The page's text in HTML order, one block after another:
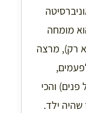
מומחה
רק), מרצה
והכי
ילד.